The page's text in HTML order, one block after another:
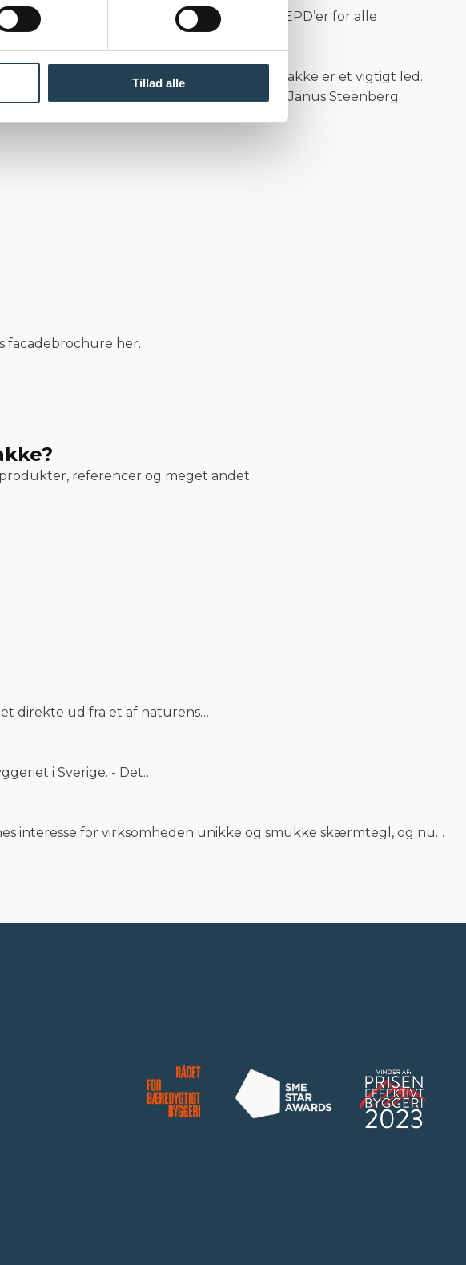
Tillad alle
indeholder den ETA-godkendelser og EPD’er for alle
og vores unikke dokumentationspakke er et vigtigt led.
kvalitet og CO2-reduktion, afslutter Janus Steenberg.
facadebrochure her.
referencer og meget andet.
direkte ud fra et af naturens…
i Sverige. - Det…
interesse for virksomheden unikke og smukke skærmtegl, og nu…